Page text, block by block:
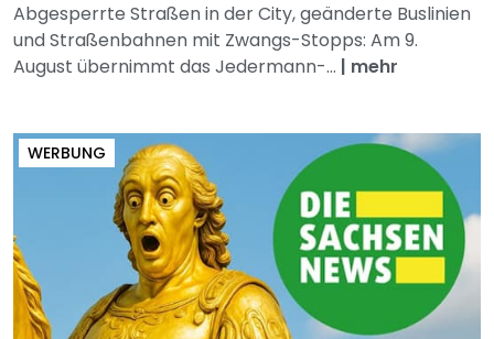
Abgesperrte Straßen in der City, geänderte Buslinien
und Straßenbahnen mit Zwangs-Stopps: Am 9.
August übernimmt das Jedermann-... | mehr
WERBUNG